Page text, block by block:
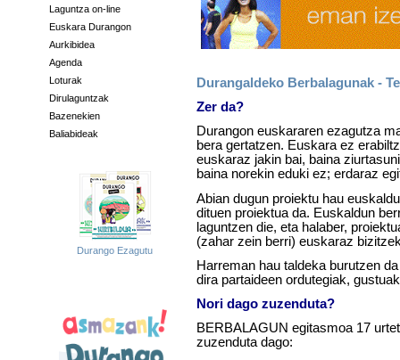
Laguntza on-line
Euskara Durangon
Aurkibidea
Agenda
Loturak
Dirulaguntzak
Bazenekien
Baliabideak
Durango Ezagutu
Durangaldeko Berbalagunak -
Zer da?
Durangon euskararen ezagutza
bera gertatzen. Euskara ez
euskaraz jakin bai, baina
baina norekin eduki ez; erdaraz
Abian dugun proiektu hau
dituen proiektua da. Euskaldun
laguntzen die, eta halaber,
(zahar zein berri) euskaraz
Harreman hau taldeka burutzen
dira partaideen ordutegiak,
Nori dago zuzenduta?
BERBALAGUN egitasmoa 17
zuzenduta dago: